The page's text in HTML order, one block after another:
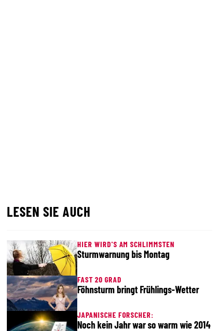
LESEN SIE AUCH
HIER WIRD'S AM SCHLIMMSTEN
Sturmwarnung bis Montag
FAST 20 GRAD
Föhnsturm bringt Frühlings-Wetter
JAPANISCHE FORSCHER:
Noch kein Jahr war so warm wie 2014